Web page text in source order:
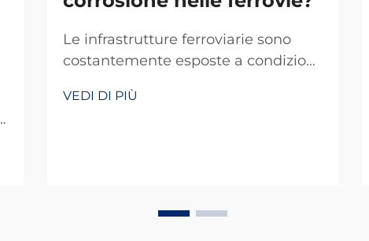
Le infrastrutture ferroviarie sono
costantemente esposte a condizioni
scelta dei materiali fondamentale
resistere non solo a...
VEDI DI PIÙ